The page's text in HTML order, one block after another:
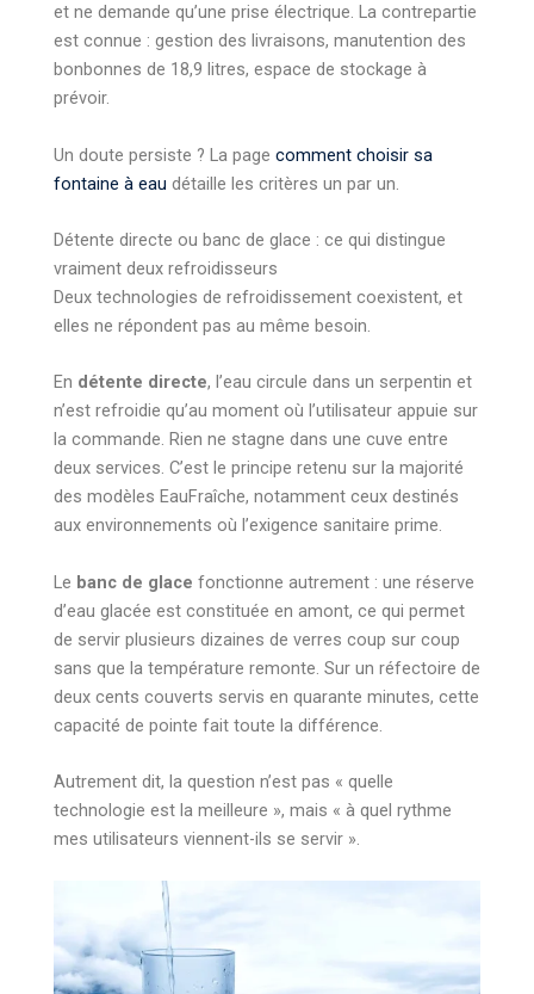
et ne demande qu’une prise électrique. La contrepartie
est connue : gestion des livraisons, manutention des
bonbonnes de 18,9 litres, espace de stockage à
prévoir.
Un doute persiste ? La page comment choisir sa
fontaine à eau détaille les critères un par un.
Détente directe ou banc de glace : ce qui distingue
vraiment deux refroidisseurs
Deux technologies de refroidissement coexistent, et
elles ne répondent pas au même besoin.
En détente directe, l’eau circule dans un serpentin et
n’est refroidie qu’au moment où l’utilisateur appuie sur
la commande. Rien ne stagne dans une cuve entre
deux services. C’est le principe retenu sur la majorité
des modèles EauFraîche, notamment ceux destinés
aux environnements où l’exigence sanitaire prime.
Le banc de glace fonctionne autrement : une réserve
d’eau glacée est constituée en amont, ce qui permet
de servir plusieurs dizaines de verres coup sur coup
sans que la température remonte. Sur un réfectoire de
deux cents couverts servis en quarante minutes, cette
capacité de pointe fait toute la différence.
Autrement dit, la question n’est pas « quelle
technologie est la meilleure », mais « à quel rythme
mes utilisateurs viennent-ils se servir ».